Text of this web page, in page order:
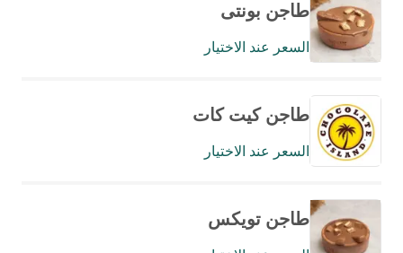
طاجن بونتى
السعر عند الاختيار
طاجن كيت كات
السعر عند الاختيار
طاجن تويكس